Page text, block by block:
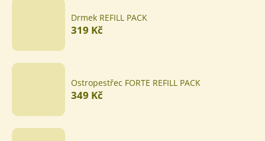
Drmek REFILL PACK
319 Kč
Ostropestřec FORTE REFILL PACK
349 Kč